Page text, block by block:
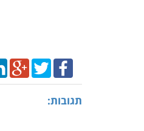
תגובות: